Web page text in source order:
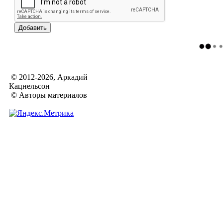
© 2012-2026, Аркадий
Кацнельсон
© Авторы материалов